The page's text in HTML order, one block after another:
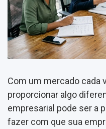
Com um mercado cada
proporcionar algo
empresarial pode ser a
fazer com que sua